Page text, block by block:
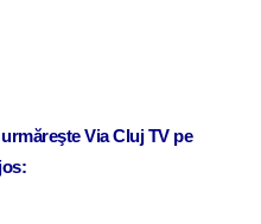
Via Cluj TV pe